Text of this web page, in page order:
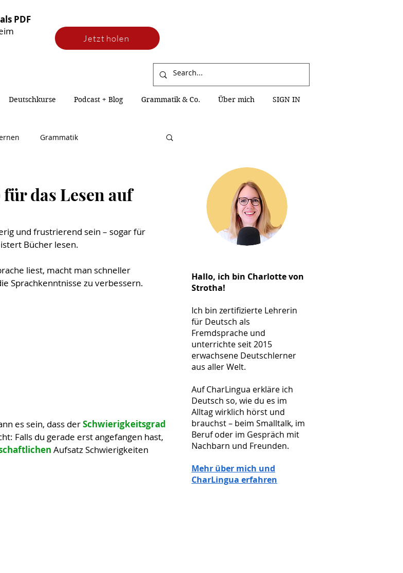
PDF
Jetzt holen
Deutschkurse Podcast + Blog Grammatik & Co. Über mich SIGN IN
Grammatik
das Lesen auf
und frustrierend sein – sogar für
Bücher lesen.
liest, macht man schneller
Sprachkenntnisse zu verbessern.
es sein, dass der Schwierigkeitsgrad
Falls du gerade erst angefangen hast,
Aufsatz Schwierigkeiten
Hallo, ich bin Charlotte von
Strotha!
Ich bin zertifizierte Lehrerin
für Deutsch als
Fremdsprache und
unterrichte seit 2015
erwachsene Deutschlerner
aus aller Welt.
Auf CharLingua erkläre ich
Deutsch so, wie du es im
Alltag wirklich hörst und
brauchst – beim Smalltalk, im
Beruf oder im Gespräch mit
Nachbarn und Freunden.
​Mehr über mich und
CharLingua erfahren